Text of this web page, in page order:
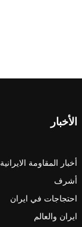
الأخبار
أخبار المقاومة الايرانية
أشرف
احتجاجات في ايران
ايران والعالم